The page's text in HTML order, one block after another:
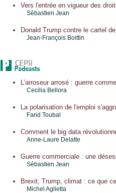
Vers l'entrée en vigueur des
Sébastien Jean
Donald Trump contre le cartel
Jean-François Boittin
L’arroseur arrosé : guerre
Cecilia Bellora
La polarisation de l'emploi
Farid Toubal
Comment le big data
Anne-Laure Delatte
Guerre commerciale : une
Sébastien Jean
Brexit, Trump, climat : ce que
Michel Aglietta